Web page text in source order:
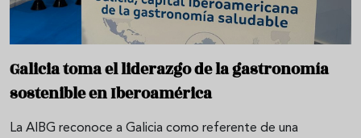
Galicia toma el liderazgo de la gastronomía
sostenible en Iberoamérica
La AIBG reconoce a Galicia como referente de una